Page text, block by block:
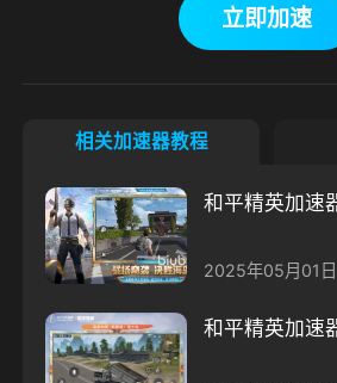
立即加速
相关加速器教程
和平精英加速
2025年05月01
和平精英加速